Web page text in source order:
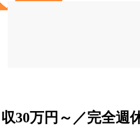
30万円～／完全週